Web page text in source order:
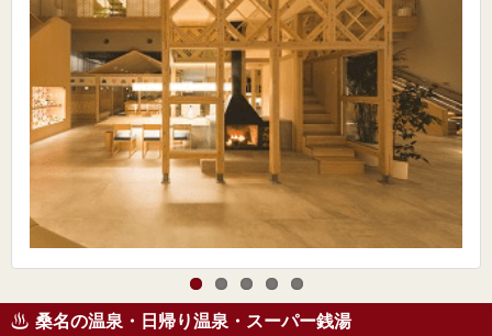
桑名の温泉・日帰り温泉・スーパー銭湯